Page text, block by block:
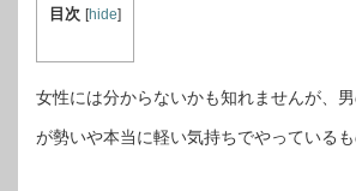
目次 [hide]
女性には分からないかも知れませんが、
が勢いや本当に軽い気持ちでやっているも